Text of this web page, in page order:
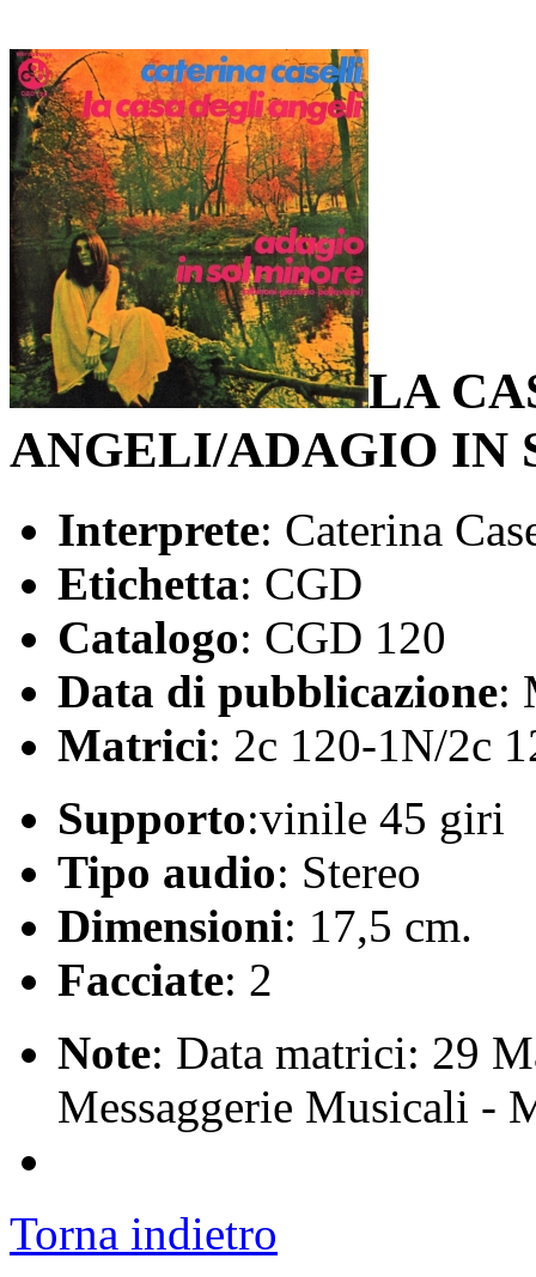
LA
ANGELI/ADAGIO IN
Interprete: Caterina
Etichetta: CGD
Catalogo: CGD 120
Data di pubblicazione:
Matrici: 2c 120-1N/2c
Supporto:vinile 45 giri
Tipo audio: Stereo
Dimensioni: 17,5 cm.
Facciate: 2
Note: Data matrici: 29
Messaggerie Musicali -
Torna indietro